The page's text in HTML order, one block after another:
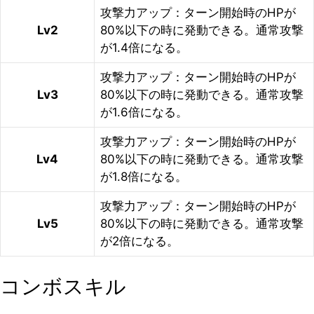
Lv2
攻撃力アップ：ターン開始時のHPが
80%以下の時に発動できる。通常攻撃
が1.4倍になる。
Lv3
攻撃力アップ：ターン開始時のHPが
80%以下の時に発動できる。通常攻撃
が1.6倍になる。
Lv4
攻撃力アップ：ターン開始時のHPが
80%以下の時に発動できる。通常攻撃
が1.8倍になる。
Lv5
攻撃力アップ：ターン開始時のHPが
80%以下の時に発動できる。通常攻撃
が2倍になる。
コンボスキル